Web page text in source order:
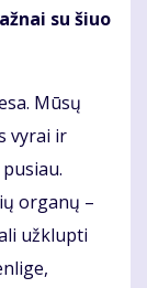
su šiuo
Mūsų
vyrai ir
organų –
užklupti